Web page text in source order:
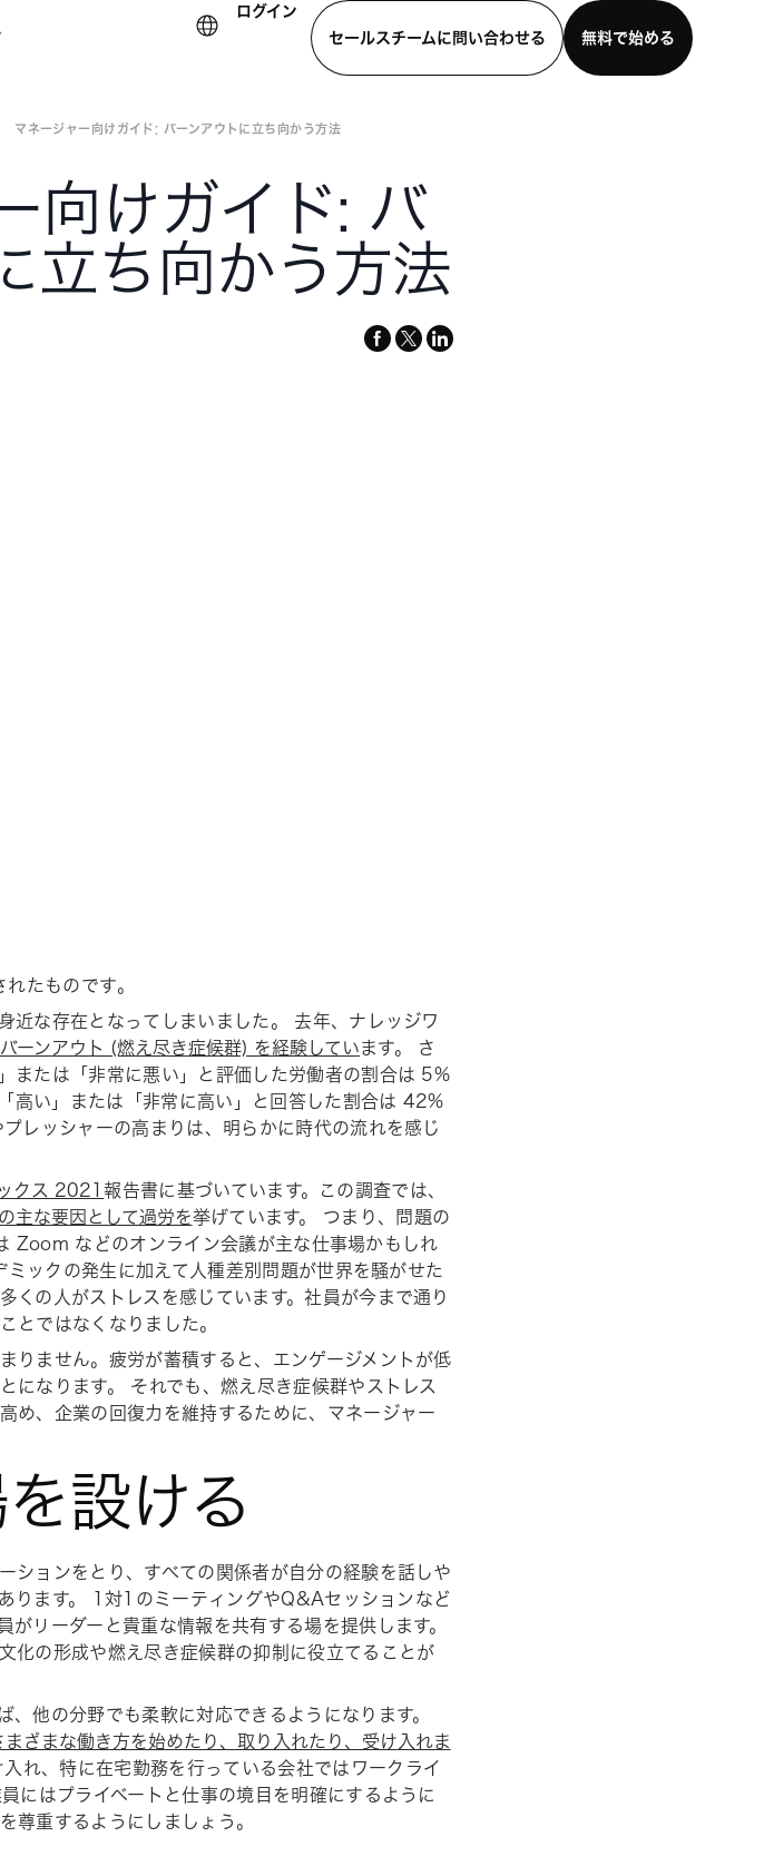
ログイン
セールスチームに問い合わせる
無料で始める
セールスチームに問い合わせる デモを見る
マネージャー向けガイド: バーンアウトに立ち向かう方法
向けガイド: バ
立ち向かう方法
facebook
x-
linkedin
れたものです。
近な存在となってしまいました。 去年、ナレッジワ
ーンアウト (燃え尽き症候群) を経験しています。 さ
または「非常に悪い」と評価した労働者の割合は 5%
高い」または「非常に高い」と回答した割合は 42%
レッシャーの高まりは、明らかに時代の流れを感じ
クス 2021 報告書に基づいています。この調査では、
主な要因として過労を挙げています。 つまり、問題の
Zoom などのオンライン会議が主な仕事場かもしれ
ックの発生に加えて人種差別問題が世界を騒がせた
くの人がストレスを感じています。社員が今まで通り
とではなくなりました。
りません。疲労が蓄積すると、エンゲージメントが低
になります。 それでも、燃え尽き症候群やストレス
め、企業の回復力を維持するために、マネージャー
設ける
ションをとり、すべての関係者が自分の経験を話しや
ります。 1対1のミーティングやQ&Aセッションなど
がリーダーと貴重な情報を共有する場を提供します。
化の形成や燃え尽き症候群の抑制に役立てることが
、他の分野でも柔軟に対応できるようになります。
ざまな働き方を始めたり、取り入れたり、受け入れま
れ、特に在宅勤務を行っている会社ではワークライ
にはプライベートと仕事の境目を明確にするように
尊重するようにしましょう。